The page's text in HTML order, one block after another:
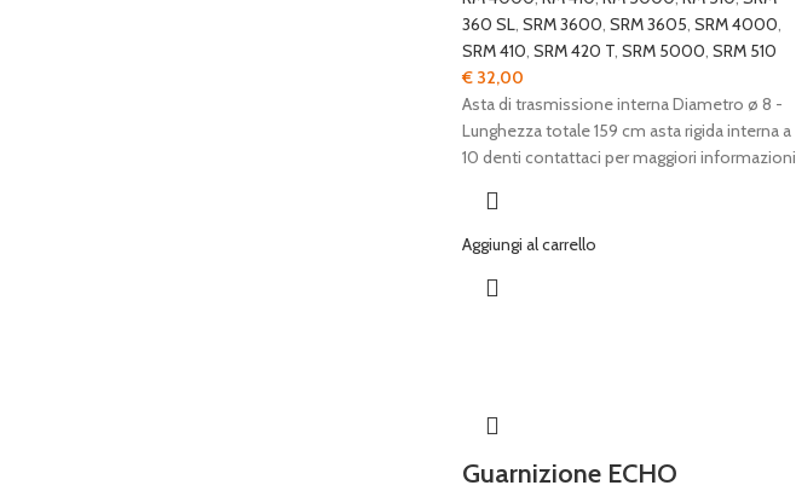
360 SL, SRM 3600, SRM 3605, SRM 4000,
SRM 410, SRM 420 T, SRM 5000, SRM 510
€32,00
Asta di trasmissione interna Diametro ø 8 -
Lunghezza totale 159 cm asta rigida interna a
10 denti contattaci per maggiori informazioni
Aggiungi al carrello
Guarnizione ECHO